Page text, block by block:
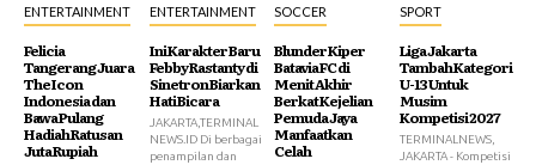
ENTERTAINMENT
Felicia
Tangerang Juara
The Icon
Indonesia dan
Bawa Pulang
Hadiah Ratusan
Juta Rupiah
ENTERTAINMENT
Ini Karakter Baru
Febby Rastanty di
Sinetron Biarkan
Hati Bicara
JAKARTA,TERMINAL
NEWS.ID Di berbagai
penampilan dan
SOCCER
Blunder Kiper
Batavia FC di
Menit Akhir
Berkat Kejelian
Pemuda Jaya
Manfaatkan
Celah
SPORT
Liga Jakarta
Tambah Kategori
U-13 Untuk
Musim
Kompetisi 2027
TERMINALNEWS,
JAKARTA - Kompetisi